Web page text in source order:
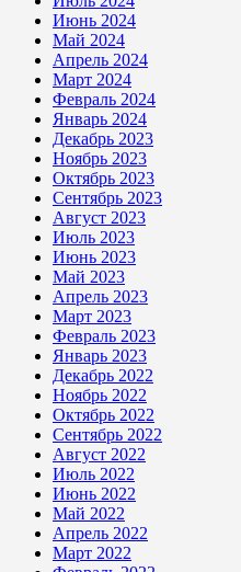
Июнь 2024
Май 2024
Апрель 2024
Март 2024
Февраль 2024
Январь 2024
Декабрь 2023
Ноябрь 2023
Октябрь 2023
Сентябрь 2023
Август 2023
Июль 2023
Июнь 2023
Май 2023
Апрель 2023
Март 2023
Февраль 2023
Январь 2023
Декабрь 2022
Ноябрь 2022
Октябрь 2022
Сентябрь 2022
Август 2022
Июль 2022
Июнь 2022
Май 2022
Апрель 2022
Март 2022